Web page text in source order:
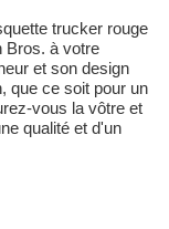
trucker rouge
Bros. à votre
et son design
que ce soit pour un
vous la vôtre et
qualité et d'un